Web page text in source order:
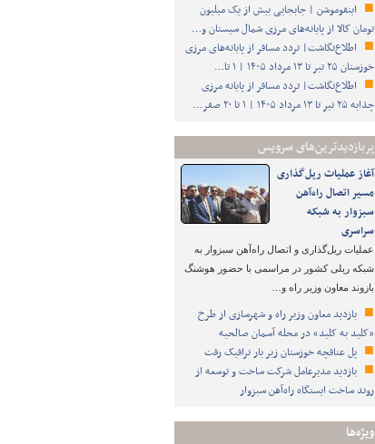
اینفوموشن | جابجایی بیش از یک میلیون
تومان کالا از پایانه‌های مرزی شمال سیستان و…
اطلاع‌نگاشت| تردد مسافر از پایانه‌های مرزی
خوزستان ۲۵ تیر تا ۱۳ مرداد ۱۴۰۵ | ۱ تا…
اطلاع‌نگاشت| تردد مسافر از پایانه‌ مرزی
چذابه ۲۵ تیر تا ۱۳ مرداد ۱۴۰۵ | ۱ تا ۲۰ صفر…
پربازدیدترین‌های سرویس
آغاز عملیات ریل‌گذاری
مسیر اتصال راه‌آهن
سبزوار به شبکه
سراسری
عملیات ریل‌گذاری و اتصال راه‌آهن سبزوار به
شبکه ریلی کشور در مراسمی با حضور هوشنگ
بازوند معاون وزیر راه و…
بازدید معاون وزیر راه و شهرسازی از طرح
«کلید به کلید» در محله آسمان صالحیه
پل عنافچه خوزستان زیر بار ترافیک رفت
بازدید مدیرعامل شرکت ساخت و توسعه از
روند ساخت ایستگاه راه‌آهن سبزوار
ویژه‌ها